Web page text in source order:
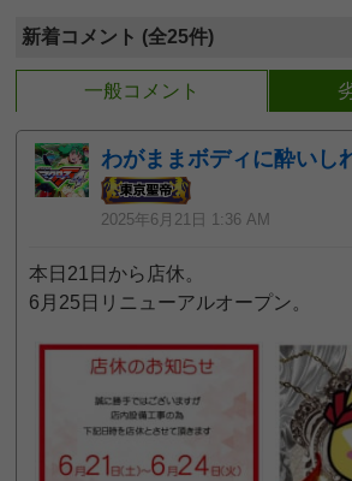
新着コメント (全25件)
一般コメント
わがままボディに酔いし
2025年6月21日 1:36 AM
本日21日から店休。
6月25日リニューアルオープン。